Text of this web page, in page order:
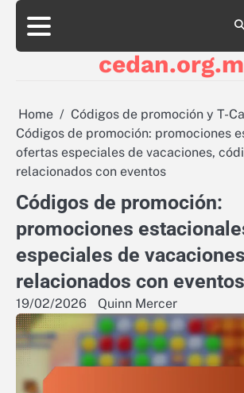
Skip
content
Home
Códigos de promoción y T-
Códigos de promoción: promociones
ofertas especiales de vacaciones,
relacionados con eventos
Códigos de promoción:
promociones
especiales de
relacionados con eventos
19/02/2026 Quinn Mercer